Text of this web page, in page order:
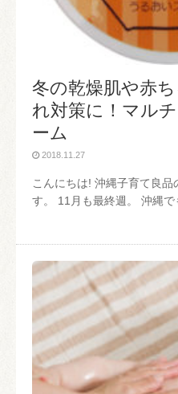
冬の乾燥肌や赤
れ対策に！マル
ーム
2018.11.27
こんにちは! 沖縄子育て良
す。 11月も最終週。 沖縄